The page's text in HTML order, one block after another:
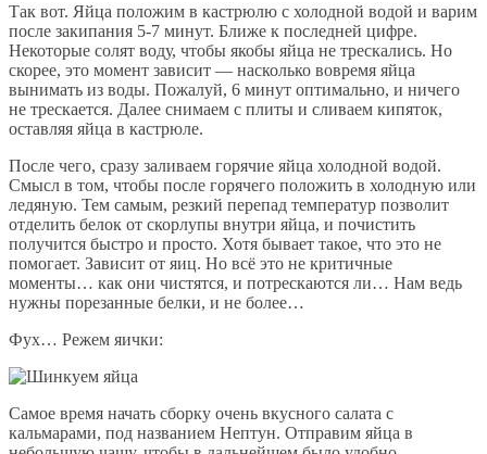
Так вот. Яйца положим в кастрюлю с холодной водой и варим
после закипания 5-7 минут. Ближе к последней цифре.
Некоторые солят воду, чтобы якобы яйца не трескались. Но
скорее, это момент зависит — насколько вовремя яйца
вынимать из воды. Пожалуй, 6 минут оптимально, и ничего
не трескается. Далее снимаем с плиты и сливаем кипяток,
оставляя яйца в кастрюле.
После чего, сразу заливаем горячие яйца холодной водой.
Смысл в том, чтобы после горячего положить в холодную или
ледяную. Тем самым, резкий перепад температур позволит
отделить белок от скорлупы внутри яйца, и почистить
получится быстро и просто. Хотя бывает такое, что это не
помогает. Зависит от яиц. Но всё это не критичные
моменты… как они чистятся, и потрескаются ли… Нам ведь
нужны порезанные белки, и не более…
Фух… Режем яички:
Самое время начать сборку очень вкусного салата с
кальмарами, под названием Нептун. Отправим яйца в